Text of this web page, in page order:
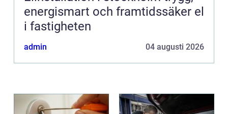
energismart och framtidssäker el
i fastigheten
admin 04 augusti 2026